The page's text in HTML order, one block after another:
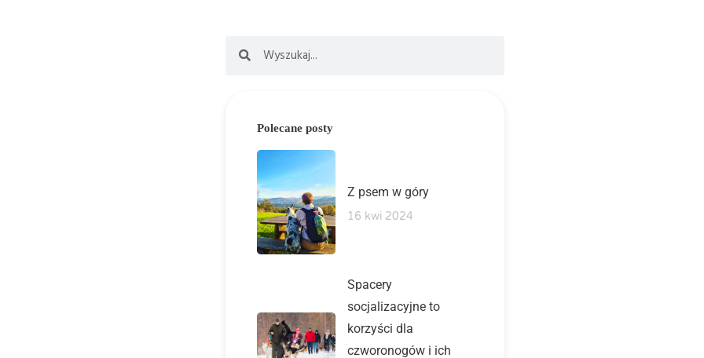
Polecane posty
Z psem w góry
16 kwi 2024
Spacery
socjalizacyjne to
korzyści dla
czworonogów i ich